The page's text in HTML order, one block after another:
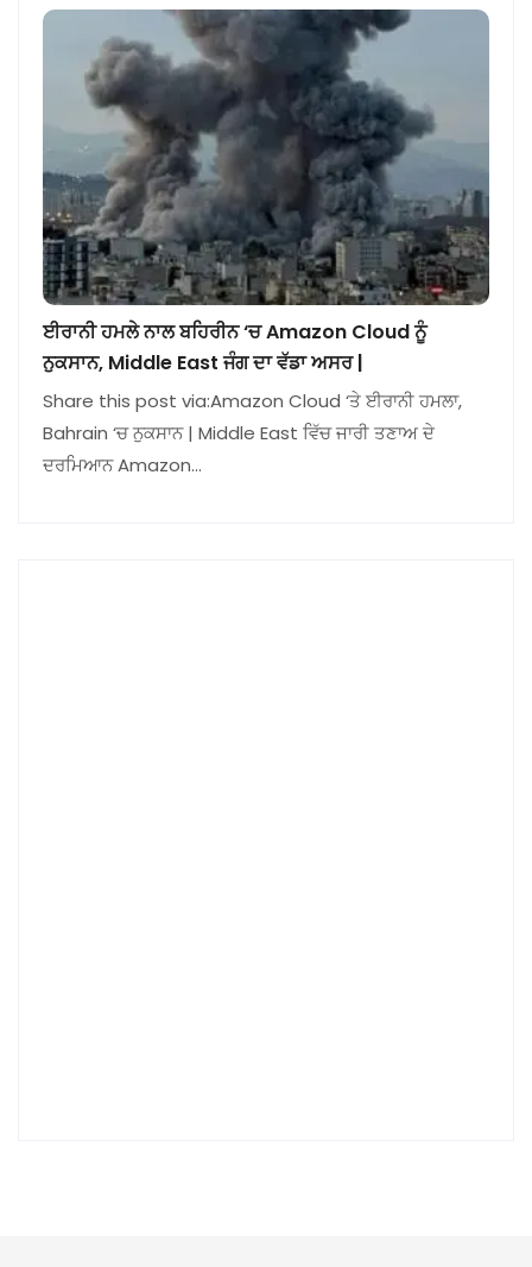
ਈਰਾਨੀ ਹਮਲੇ ਨਾਲ ਬਹਿਰੀਨ ‘ਚ Amazon Cloud ਨੂੰ
ਨੁਕਸਾਨ, Middle East ਜੰਗ ਦਾ ਵੱਡਾ ਅਸਰ |
Share this post via:Amazon Cloud ‘ਤੇ ਈਰਾਨੀ ਹਮਲਾ,
Bahrain ‘ਚ ਨੁਕਸਾਨ | Middle East ਵਿੱਚ ਜਾਰੀ ਤਣਾਅ ਦੇ
ਦਰਮਿਆਨ Amazon…